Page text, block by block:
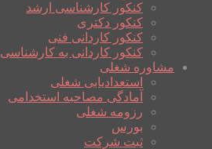
کنکور کارشناسی ارشد
کنکور دکتری
کنکور کاردانی فنی
کنکور کاردانی به کارشناسی
مشاوره شغلی
استعدادیابی شغلی
آمادگی مصاحبه استخدامی
رزومه شغلی
بورس
ثبت شرکت